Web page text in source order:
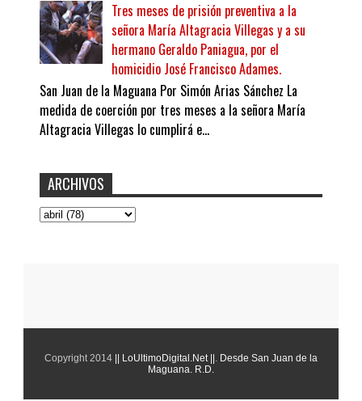
Tres meses de prisión preventiva a la
señora María Altagracia Villegas y a su
hermano Geraldo Paniagua, por el
homicidio José Francisco Adames.
San Juan de la Maguana Por Simón Arias Sánchez La
medida de coerción por tres meses a la señora María
Altagracia Villegas lo cumplirá e...
ARCHIVOS
Copyright 2014 || LoUltimoDigital.Net || Desde San Juan de la
Maguana. R.D.